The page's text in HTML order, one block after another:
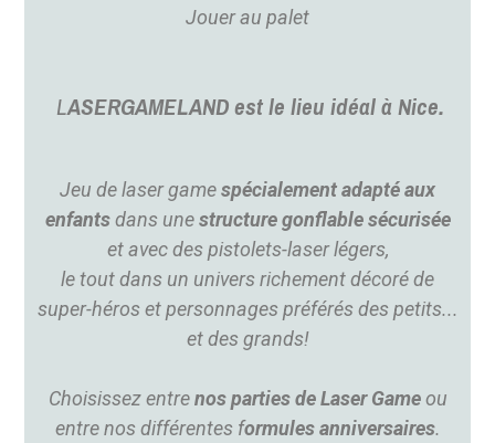
Jouer au palet
LASERGAMELAND est le lieu idéal à Nice.
Jeu de laser gamespécialement adapté aux
enfantsdans unestructure gonflable sécurisée
et avec des pistolets-laser légers,
le tout dans un univers richement décoré de
super-héros et personnages préférés des petits...
et des grands!
Choisissez entrenos parties de Laser Gameou
entre nos différentes formules anniversaires.